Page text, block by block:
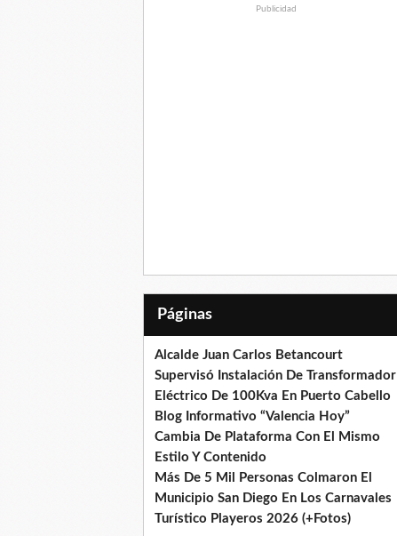
Publicidad
Páginas
Alcalde Juan Carlos Betancourt
Supervisó Instalación De Transformador
Eléctrico De 100Kva En Puerto Cabello
Blog Informativo “Valencia Hoy”
Cambia De Plataforma Con El Mismo
Estilo Y Contenido
Más De 5 Mil Personas Colmaron El
Municipio San Diego En Los Carnavales
Turístico Playeros 2026 (+Fotos)